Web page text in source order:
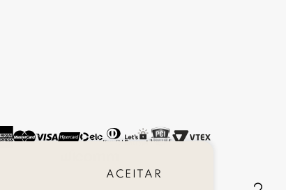
ACEITAR